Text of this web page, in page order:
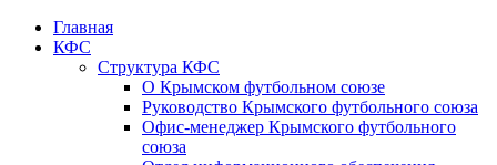
Главная
КФС
Структура КФС
О Крымском футбольном союзе
Руководство Крымского футбольного союза
Офис-менеджер Крымского футбольного
союза